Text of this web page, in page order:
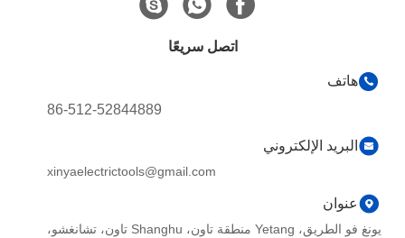
اتصل سريعًا
هاتف
86-512-52844889
البريد الإلكتروني
xinyaelectrictools@gmail.com
عنوان
يونغ فو الطريق، Yetang منطقة تاون، Shanghu تاون، تشانغشو،